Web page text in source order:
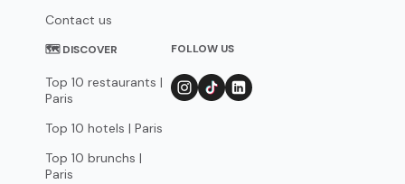
Contact us
🗺 DISCOVER
Top 10 restaurants |
Paris
Top 10 hotels | Paris
Top 10 brunchs |
Paris
FOLLOW US